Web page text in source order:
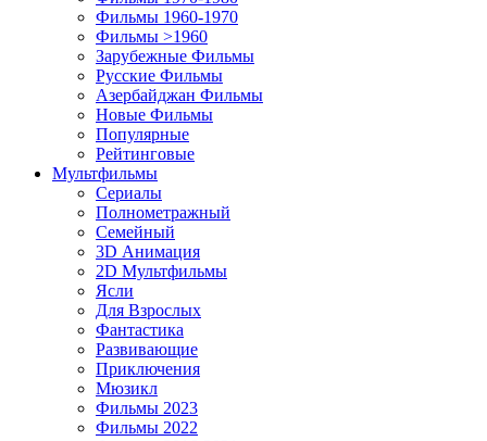
Фильмы 1960-1970
Фильмы >1960
Зарубежные Фильмы
Русские Фильмы
Азербайджан Фильмы
Новые Фильмы
Популярные
Рейтинговые
Мультфильмы
Сериалы
Полнометражный
Семейный
3D Анимация
2D Мультфильмы
Ясли
Для Взрослых
Фантастика
Развивающие
Приключения
Мюзикл
Фильмы 2023
Фильмы 2022